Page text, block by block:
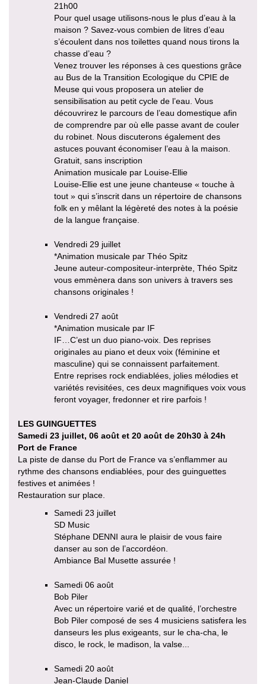
21h00
Pour quel usage utilisons-nous le plus d’eau à la
maison ? Savez-vous combien de litres d’eau
s’écoulent dans nos toilettes quand nous tirons la
chasse d’eau ?
Venez trouver les réponses à ces questions grâce
au Bus de la Transition Ecologique du CPIE de
Meuse qui vous proposera un atelier de
sensibilisation au petit cycle de l’eau. Vous
découvrirez le parcours de l’eau domestique afin
de comprendre par où elle passe avant de couler
du robinet. Nous discuterons également des
astuces pouvant économiser l’eau à la maison.
Gratuit, sans inscription
Animation musicale par Louise-Ellie
Louise-Ellie est une jeune chanteuse « touche à
tout » qui s’inscrit dans un répertoire de chansons
folk en y mêlant la légèreté des notes à la poésie
de la langue française.
Vendredi 29 juillet
*Animation musicale par Théo Spitz
Jeune auteur-compositeur-interprète, Théo Spitz
vous emmènera dans son univers à travers ses
chansons originales !
Vendredi 27 août
*Animation musicale par IF
IF…C’est un duo piano-voix. Des reprises
originales au piano et deux voix (féminine et
masculine) qui se connaissent parfaitement.
Entre reprises rock endiablées, jolies mélodies et
variétés revisitées, ces deux magnifiques voix vous
feront voyager, fredonner et rire parfois !
LES GUINGUETTES
Samedi 23 juillet, 06 août et 20 août de 20h30 à 24h
Port de France
La piste de danse du Port de France va s’enflammer au
rythme des chansons endiablées, pour des guinguettes
festives et animées !
Restauration sur place.
Samedi 23 juillet
SD Music
Stéphane DENNI aura le plaisir de vous faire
danser au son de l’accordéon.
Ambiance Bal Musette assurée !
Samedi 06 août
Bob Piler
Avec un répertoire varié et de qualité, l’orchestre
Bob Piler composé de ses 4 musiciens satisfera les
danseurs les plus exigeants, sur le cha-cha, le
disco, le rock, le madison, la valse...
Samedi 20 août
Jean-Claude Daniel